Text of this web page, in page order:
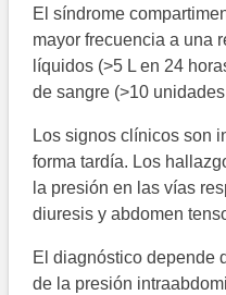
El síndrome
mayor frecuencia a una
líquidos (>5 L en 24
de sangre (>10
Los signos clínicos son
forma tardía. Los
la presión en las vías
diuresis y abdomen
El diagnóstico depende
de la presión